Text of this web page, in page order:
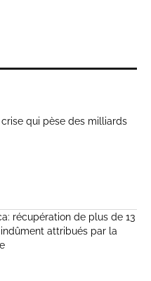
crise qui pèse des milliards
récupération de plus de 13
attribués par la